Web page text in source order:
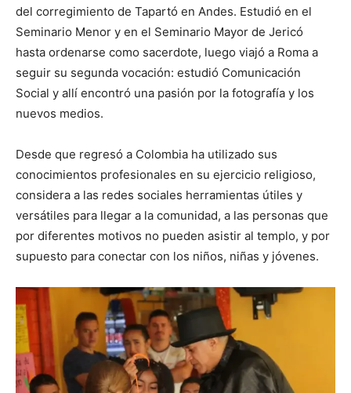
del corregimiento de Tapartó en Andes. Estudió en el
Seminario Menor y en el Seminario Mayor de Jericó
hasta ordenarse como sacerdote, luego viajó a Roma a
seguir su segunda vocación: estudió Comunicación
Social y allí encontró una pasión por la fotografía y los
nuevos medios.
Desde que regresó a Colombia ha utilizado sus
conocimientos profesionales en su ejercicio religioso,
considera a las redes sociales herramientas útiles y
versátiles para llegar a la comunidad, a las personas que
por diferentes motivos no pueden asistir al templo, y por
supuesto para conectar con los niños, niñas y jóvenes.